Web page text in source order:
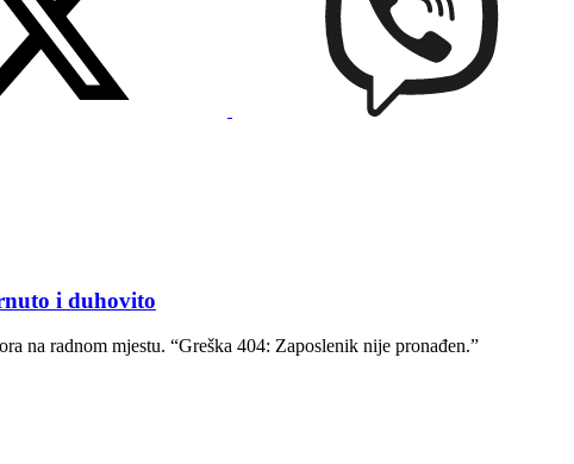
i duhovito
na radnom mjestu. “Greška 404: Zaposlenik nije pronađen.”